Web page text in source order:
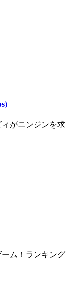
がニンジンを求
ム！ランキング